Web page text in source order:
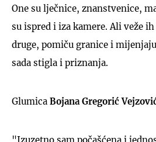
One su lječnice, znanstvenice,
su ispred i iza kamere. Ali veže
druge, pomiču granice i
sada stigla i priznanja.
Glumica Bojana Gregorić
"Izuzetno sam počašćena i